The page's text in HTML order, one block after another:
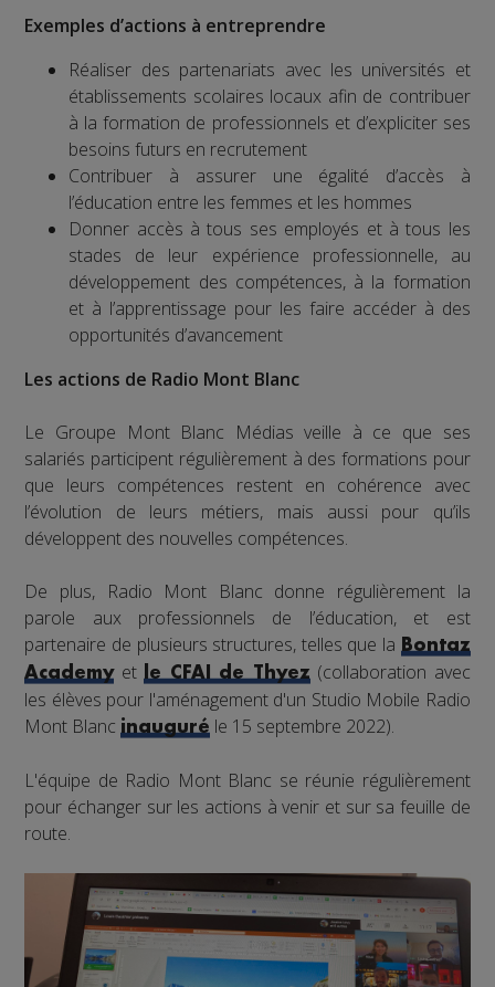
Exemples d’actions à entreprendre
Réaliser des partenariats avec les universités et
établissements scolaires locaux afin de contribuer
à la formation de professionnels et d’expliciter ses
besoins futurs en recrutement
Contribuer à assurer une égalité d’accès à
l’éducation entre les femmes et les hommes
Donner accès à tous ses employés et à tous les
stades de leur expérience professionnelle, au
développement des compétences, à la formation
et à l’apprentissage pour les faire accéder à des
opportunités d’avancement
Les actions de Radio Mont Blanc
Le Groupe Mont Blanc Médias veille à ce que ses
salariés participent régulièrement à des formations pour
que leurs compétences restent en cohérence avec
l’évolution de leurs métiers, mais aussi pour qu’ils
développent des nouvelles compétences.
De plus, Radio Mont Blanc donne régulièrement la
parole aux professionnels de l’éducation, et est
partenaire de plusieurs structures, telles que la
Bontaz
Academyet le CFAI de Thyez(collaboration avec
les élèves pour l'aménagement d'un Studio Mobile Radio
Mont Blancinauguré le 15 septembre 2022).
L'équipe de Radio Mont Blanc se réunie régulièrement
pour échanger sur les actions à venir et sur sa feuille de
route.